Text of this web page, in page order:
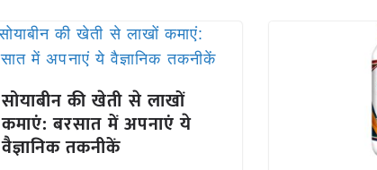
सोयाबीन की खेती से लाखों
कमाएं: बरसात में अपनाएं ये
वैज्ञानिक तकनीकें